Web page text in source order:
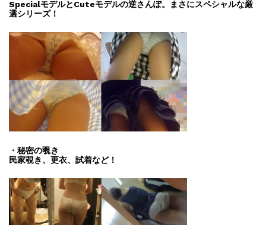
SpecialモデルとCuteモデルの逆さんぽ。まさにスペシャルな厳
選シリーズ！
・秘密の覗き
民家覗き、更衣、試着など！